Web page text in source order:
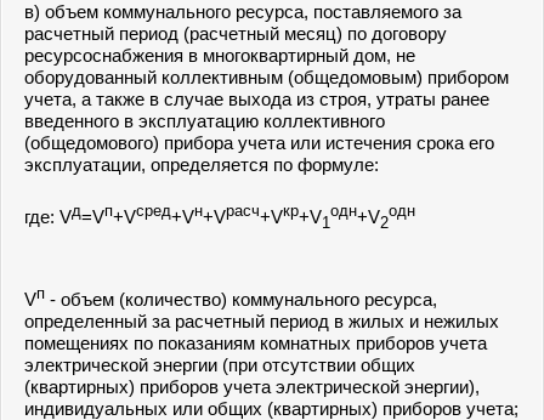
в) объем коммунального ресурса, поставляемого за
расчетный период (расчетный месяц) по договору
ресурсоснабжения в многоквартирный дом, не
оборудованный коллективным (общедомовым) прибором
учета, а также в случае выхода из строя, утраты ранее
введенного в эксплуатацию коллективного
(общедомового) прибора учета или истечения срока его
эксплуатации, определяется по формуле:
где: Vд=Vп+Vсред+Vн+Vрасч+Vкр+V1
одн+V2
одн
Vп - объем (количество) коммунального ресурса,
определенный за расчетный период в жилых и нежилых
помещениях по показаниям комнатных приборов учета
электрической энергии (при отсутствии общих
(квартирных) приборов учета электрической энергии),
индивидуальных или общих (квартирных) приборов учета;